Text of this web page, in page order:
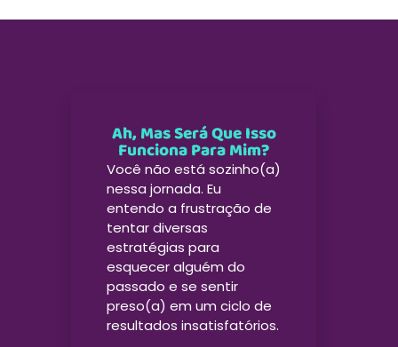
Ah, Mas Será Que Isso
Funciona Para Mim?
Você não está sozinho(a)
nessa jornada. Eu
entendo a frustração de
tentar diversas
estratégias para
esquecer alguém do
passado e se sentir
preso(a) em um ciclo de
resultados insatisfatórios.